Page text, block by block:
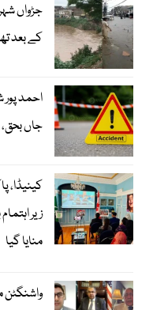
جڑواں
کے بعد
جاں بحق، 3 زخمی
کینیڈا،
زیر
منایا گیا
واشنگٹن